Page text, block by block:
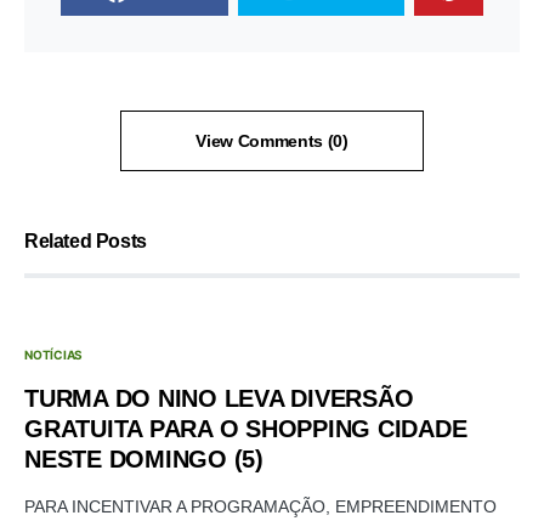
View Comments (0)
Related Posts
NOTÍCIAS
TURMA DO NINO LEVA DIVERSÃO
GRATUITA PARA O SHOPPING CIDADE
NESTE DOMINGO (5)
PARA INCENTIVAR A PROGRAMAÇÃO, EMPREENDIMENTO